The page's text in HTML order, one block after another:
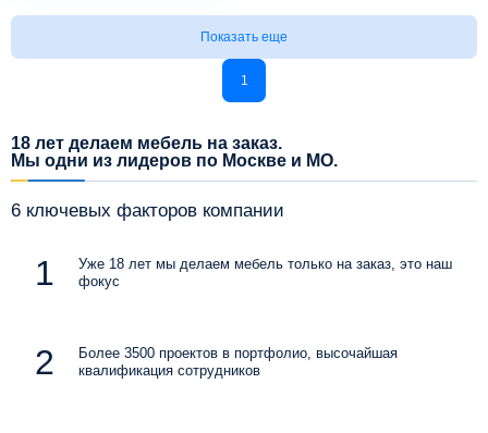
Показать еще
1
18 лет делаем мебель на заказ.
Мы одни из лидеров по Москве и МО.
6 ключевых факторов компании
Уже 18 лет мы делаем мебель только на заказ, это наш
фокус
Более 3500 проектов в портфолио, высочайшая
квалификация сотрудников